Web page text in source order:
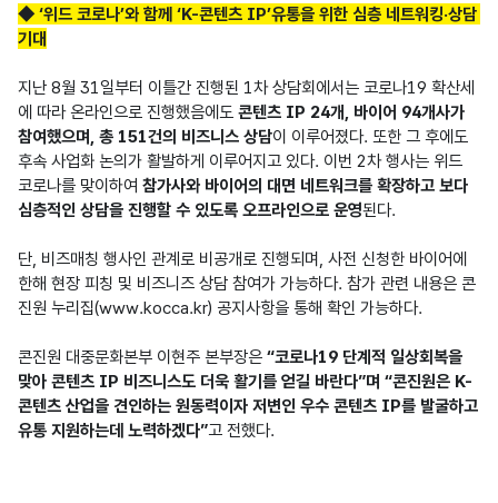
◆ ‘위드 코로나’와 함께 ‘K-콘텐츠 IP’유통을 위한 심층 네트워킹·상담
기대
지난 8월 31일부터 이틀간 진행된 1차 상담회에서는 코로나19 확산세
에 따라 온라인으로 진행했음에도 콘텐츠 IP 24개, 바이어 94개사가
참여했으며, 총 151건의 비즈니스 상담이 이루어졌다. 또한 그 후에도
후속 사업화 논의가 활발하게 이루어지고 있다. 이번 2차 행사는 위드
코로나를 맞이하여 참가사와 바이어의 대면 네트워크를 확장하고 보다
심층적인 상담을 진행할 수 있도록 오프라인으로 운영된다.
단, 비즈매칭 행사인 관계로 비공개로 진행되며, 사전 신청한 바이어에
한해 현장 피칭 및 비즈니즈 상담 참여가 가능하다. 참가 관련 내용은 콘
진원 누리집(www.kocca.kr) 공지사항을 통해 확인 가능하다.
콘진원 대중문화본부 이현주 본부장은 “코로나19 단계적 일상회복을
맞아 콘텐츠 IP 비즈니스도 더욱 활기를 얻길 바란다”며 “콘진원은 K-
콘텐츠 산업을 견인하는 원동력이자 저변인 우수 콘텐츠 IP를 발굴하고
유통 지원하는데 노력하겠다”고 전했다.